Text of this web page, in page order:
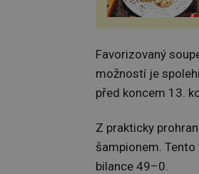
Favorizovaný
možností je
před koncem 13.
Z prakticky
šampionem.
bilance 49–0.